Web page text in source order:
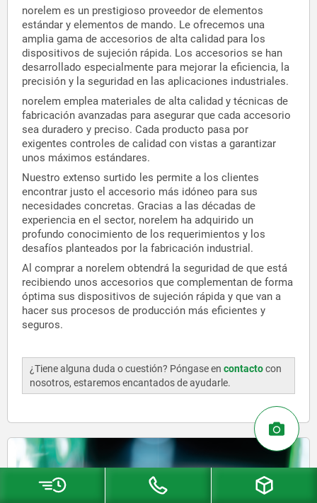
norelem es un prestigioso proveedor de elementos
estándar y elementos de mando. Le ofrecemos una
amplia gama de accesorios de alta calidad para los
dispositivos de sujeción rápida. Los accesorios se han
desarrollado especialmente para mejorar la eficiencia, la
precisión y la seguridad en las aplicaciones industriales.
norelem emplea materiales de alta calidad y técnicas de
fabricación avanzadas para asegurar que cada accesorio
sea duradero y preciso. Cada producto pasa por
exigentes controles de calidad con vistas a garantizar
unos máximos estándares.
Nuestro extenso surtido les permite a los clientes
encontrar justo el accesorio más idóneo para sus
necesidades concretas. Gracias a las décadas de
experiencia en el sector, norelem ha adquirido un
profundo conocimiento de los requerimientos y los
desafíos planteados por la fabricación industrial.
Al comprar a norelem obtendrá la seguridad de que está
recibiendo unos accesorios que complementan de forma
óptima sus dispositivos de sujeción rápida y que van a
hacer sus procesos de producción más eficientes y
seguros.
¿Tiene alguna duda o cuestión? Póngase en contactocon
nosotros, estaremos encantados de ayudarle.